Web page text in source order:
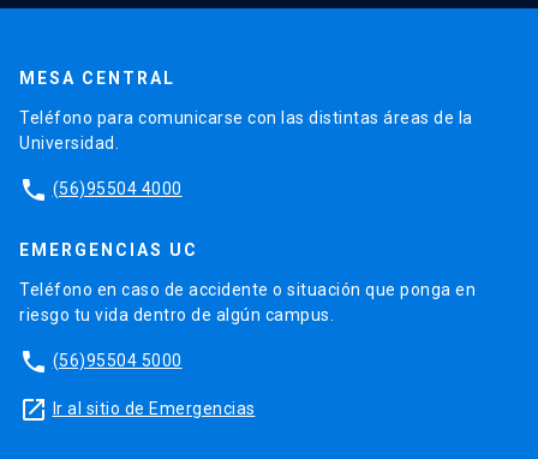
MESA CENTRAL
Teléfono para comunicarse con las distintas áreas de la
Universidad.
phone (56)95504 4000
EMERGENCIAS UC
Teléfono en caso de accidente o situación que ponga en
riesgo tu vida dentro de algún campus.
phone (56)95504 5000
launch Ir al sitio de Emergencias